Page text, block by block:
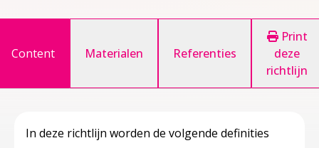
Content Materialen Referenties
Print
deze
richtlijn
In deze richtlijn worden de volgende definities